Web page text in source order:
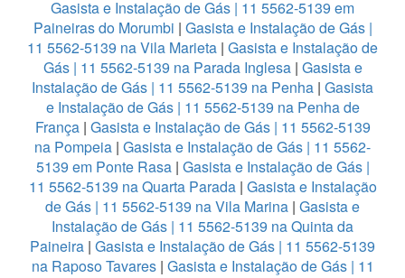
Gasista e Instalação de Gás | 11 5562-5139 em
Paineiras do Morumbi | Gasista e Instalação de Gás |
11 5562-5139 na Vila Marieta | Gasista e Instalação de
Gás | 11 5562-5139 na Parada Inglesa | Gasista e
Instalação de Gás | 11 5562-5139 na Penha | Gasista
e Instalação de Gás | 11 5562-5139 na Penha de
França | Gasista e Instalação de Gás | 11 5562-5139
na Pompeia | Gasista e Instalação de Gás | 11 5562-
5139 em Ponte Rasa| Gasista e Instalação de Gás |
11 5562-5139 na Quarta Parada| Gasista e Instalação
de Gás | 11 5562-5139 na Vila Marina | Gasista e
Instalação de Gás | 11 5562-5139 na Quinta da
Paineira | Gasista e Instalação de Gás | 11 5562-5139
na Raposo Tavares| Gasista e Instalação de Gás | 11